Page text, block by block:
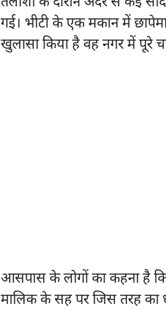
गई। भीटी के एक मकान में
खुलासा किया है वह नगर में पूरे
आसपास के लोगों का कहना है
मालिक के सह पर जिस तरह का